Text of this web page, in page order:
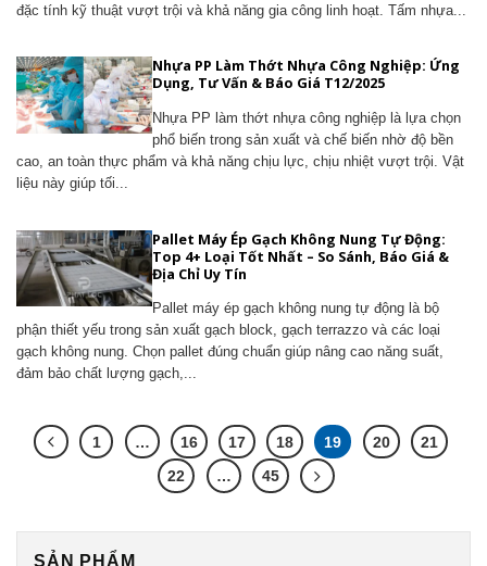
SẢN PHẨM
đặc tính kỹ thuật vượt trội và khả năng gia công linh hoạt. Tấm nhựa...
Nhựa PP Làm Thớt Nhựa Công Nghiệp: Ứng
Dụng, Tư Vấn & Báo Giá T12/2025
Nhựa PP làm thớt nhựa công nghiệp là lựa chọn
phổ biến trong sản xuất và chế biến nhờ độ bền
cao, an toàn thực phẩm và khả năng chịu lực, chịu nhiệt vượt trội. Vật
liệu này giúp tối...
Pallet Máy Ép Gạch Không Nung Tự Động:
Top 4+ Loại Tốt Nhất – So Sánh, Báo Giá &
Địa Chỉ Uy Tín
Pallet máy ép gạch không nung tự động là bộ
phận thiết yếu trong sản xuất gạch block, gạch terrazzo và các loại
gạch không nung. Chọn pallet đúng chuẩn giúp nâng cao năng suất,
đảm bảo chất lượng gạch,...
1 … 16 17 18 19 20
21
22
… 45